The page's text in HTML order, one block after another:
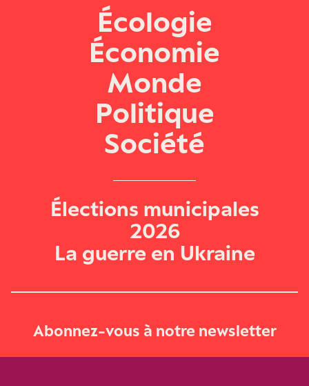
Écologie
Économie
Monde
Politique
Société
Élections municipales
2026
La guerre en Ukraine
Abonnez-vous à notre newsletter